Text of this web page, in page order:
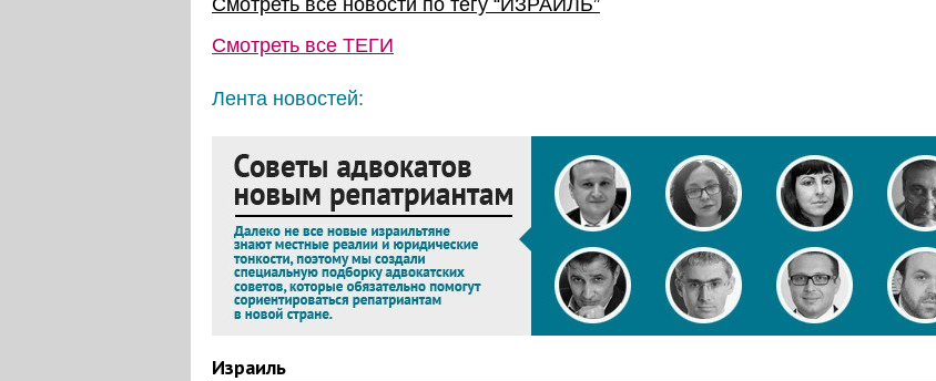
Смотреть все новости по тегу “ИЗРАИЛЬ”
Смотреть все ТЕГИ
Лента новостей:
Израиль